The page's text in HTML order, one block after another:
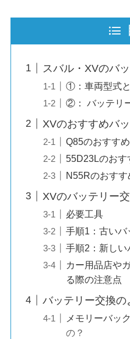
スバル・XVのバ
①：車両型式
②： バッテリ
XVのおすすめバ
Q85のおすす
55D23Lのおす
N55Rのおす
XVのバッテリー
必要工具
手順1：古いバ
手順2：新しい
カー用品店や
る際の注意点
バッテリー交換の
メモリーバッ
の？